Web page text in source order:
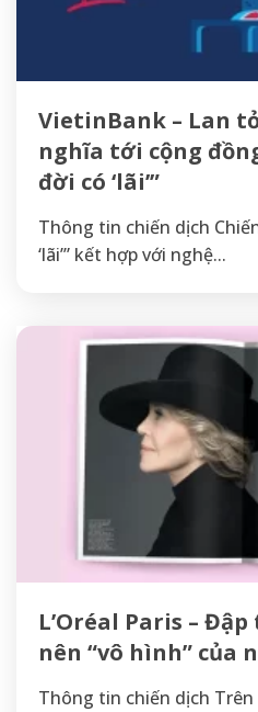
VietinBank – Lan
nghĩa tới cộng
đời có ‘lãi’”
Thông tin chiến dịch
‘lãi’” kết hợp với nghệ...
L’Oréal Paris –
nên “vô hình” của
Thông tin chiến dịch